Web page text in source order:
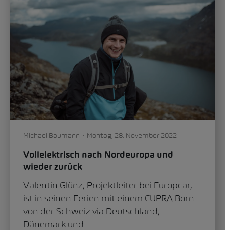
Michael Baumann Montag, 28. November 2022
Vollelektrisch nach Nordeuropa und
wieder zurück
Valentin Glünz, Projektleiter bei Europcar,
ist in seinen Ferien mit einem CUPRA Born
von der Schweiz via Deutschland,
Dänemark und...